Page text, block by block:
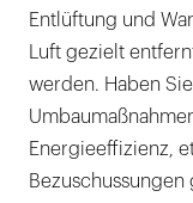
Entlüftung und
Luft gezielt
werden. Haben
Energieeffizienz,